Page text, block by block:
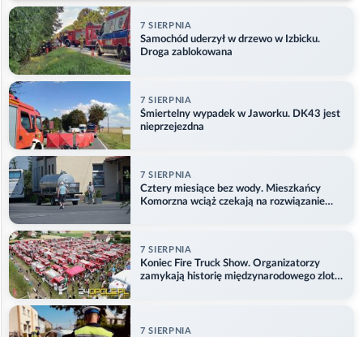
7 SIERPNIA
Samochód uderzył w drzewo w Izbicku.
Droga zablokowana
7 SIERPNIA
Śmiertelny wypadek w Jaworku. DK43 jest
nieprzejezdna
7 SIERPNIA
Cztery miesiące bez wody. Mieszkańcy
Komorzna wciąż czekają na rozwiązanie
7 SIERPNIA
Koniec Fire Truck Show. Organizatorzy
zamykają historię międzynarodowego zlotu
7 SIERPNIA